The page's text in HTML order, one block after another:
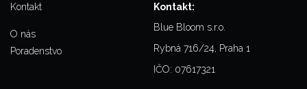
Kontakt
O nás
Poradenstvo
Kontakt:
Blue Bloom s.r.o.
Rybná 716/24, Praha 1
IČO: 07617321